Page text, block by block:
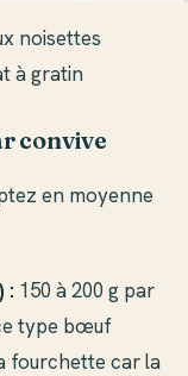
noisettes
à gratin
convive
en moyenne
: 150 à 200 g par
type bœuf
fourchette car la